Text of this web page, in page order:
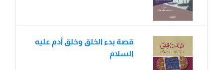
قصة بدء الخلق وخلق آدم عليه
السلام